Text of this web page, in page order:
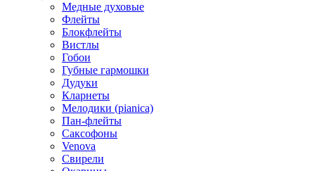
Медные духовые
Флейты
Блокфлейты
Вистлы
Гобои
Губные гармошки
Дудуки
Кларнеты
Мелодики (pianica)
Пан-флейты
Саксофоны
Venova
Свирели